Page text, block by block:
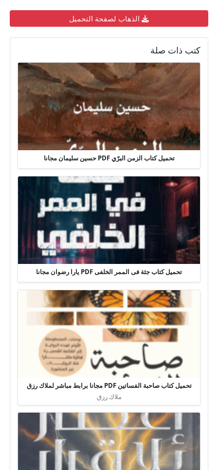
الذهاب لصفحة التحميل
كتب ذات صلة
تحميل كتاب الزمن البرّي PDF حسين سليمان مجانا
تحميل كتاب جثة فى الممر الخلفى PDF يارا رضوان مجانا
تحميل كتاب صاحبة الفساتين PDF مجانا برابط مباشر لملاك رزق
ملاك رزق